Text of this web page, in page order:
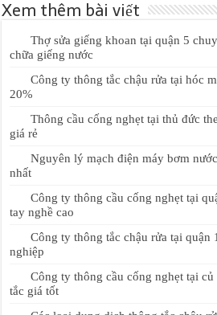
Xem thêm bài viết
Thợ sửa giếng khoan tại quận 5
chữa giếng nước
Công ty thông tắc chậu rửa tại hóc
20%
Thông cầu cống nghẹt tại thủ đức
giá rẻ
Nguyên lý mạch điện máy bơm
nhất
Công ty thông cầu cống nghẹt tại
tay nghề cao
Công ty thông tắc chậu rửa tại quận
nghiệp
Công ty thông cầu cống nghẹt tại
tắc giá tốt